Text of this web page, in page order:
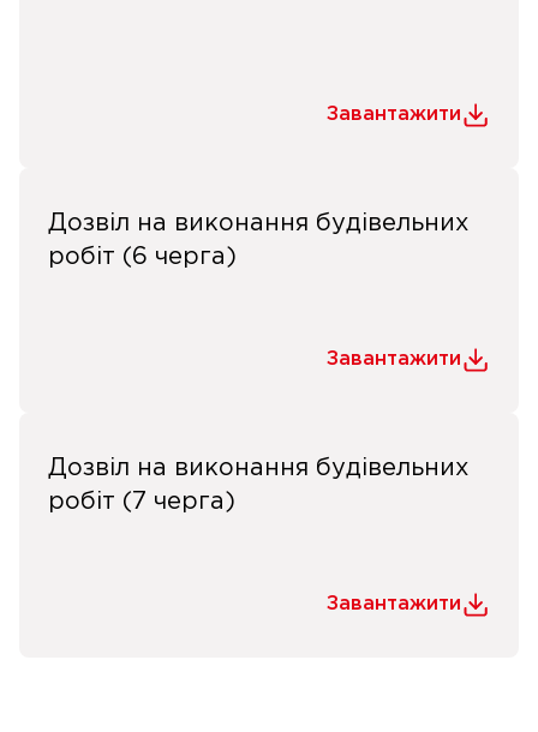
Завантажити
Дозвіл на виконання будівельних
робіт (6 черга)
Завантажити
Дозвіл на виконання будівельних
робіт (7 черга)
Завантажити